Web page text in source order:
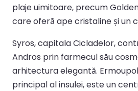
plaje uimitoare, precum
care oferă ape cristaline și un
Syros, capitala Cicladelor,
Andros prin farmecul său
arhitectura elegantă.
principal al insulei, este un